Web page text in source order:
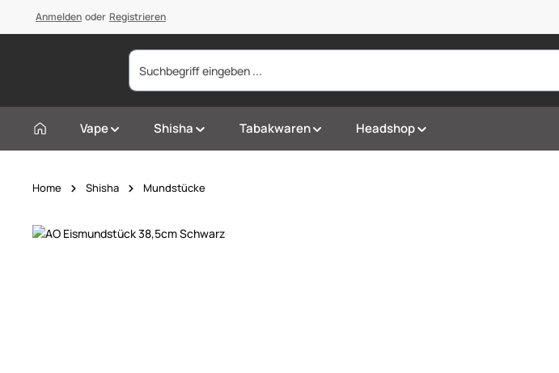
Zur Hauptnavigation springen
Anmelden oder Registrieren
Vape Shisha Tabakwaren Headshop
Home Shisha Mundstücke
Bildergalerie überspringen